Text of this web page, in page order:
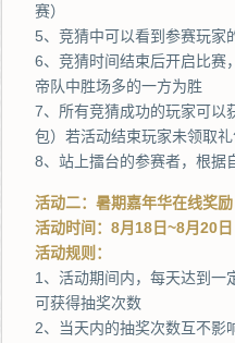
赛）
5、竞猜中可以看到参赛玩家
6、竞猜时间结束后开启比赛
帝队中胜场多的一方为胜
7、所有竞猜成功的玩家可以
包）若活动结束玩家未领取
8、站上擂台的参赛者，根据
活动二：暑期嘉年华在线奖励
活动时间：8月18日~8月20日
活动规则：
1、活动期间内，每天达到一
可获得抽奖次数
2、当天内的抽奖次数互不影